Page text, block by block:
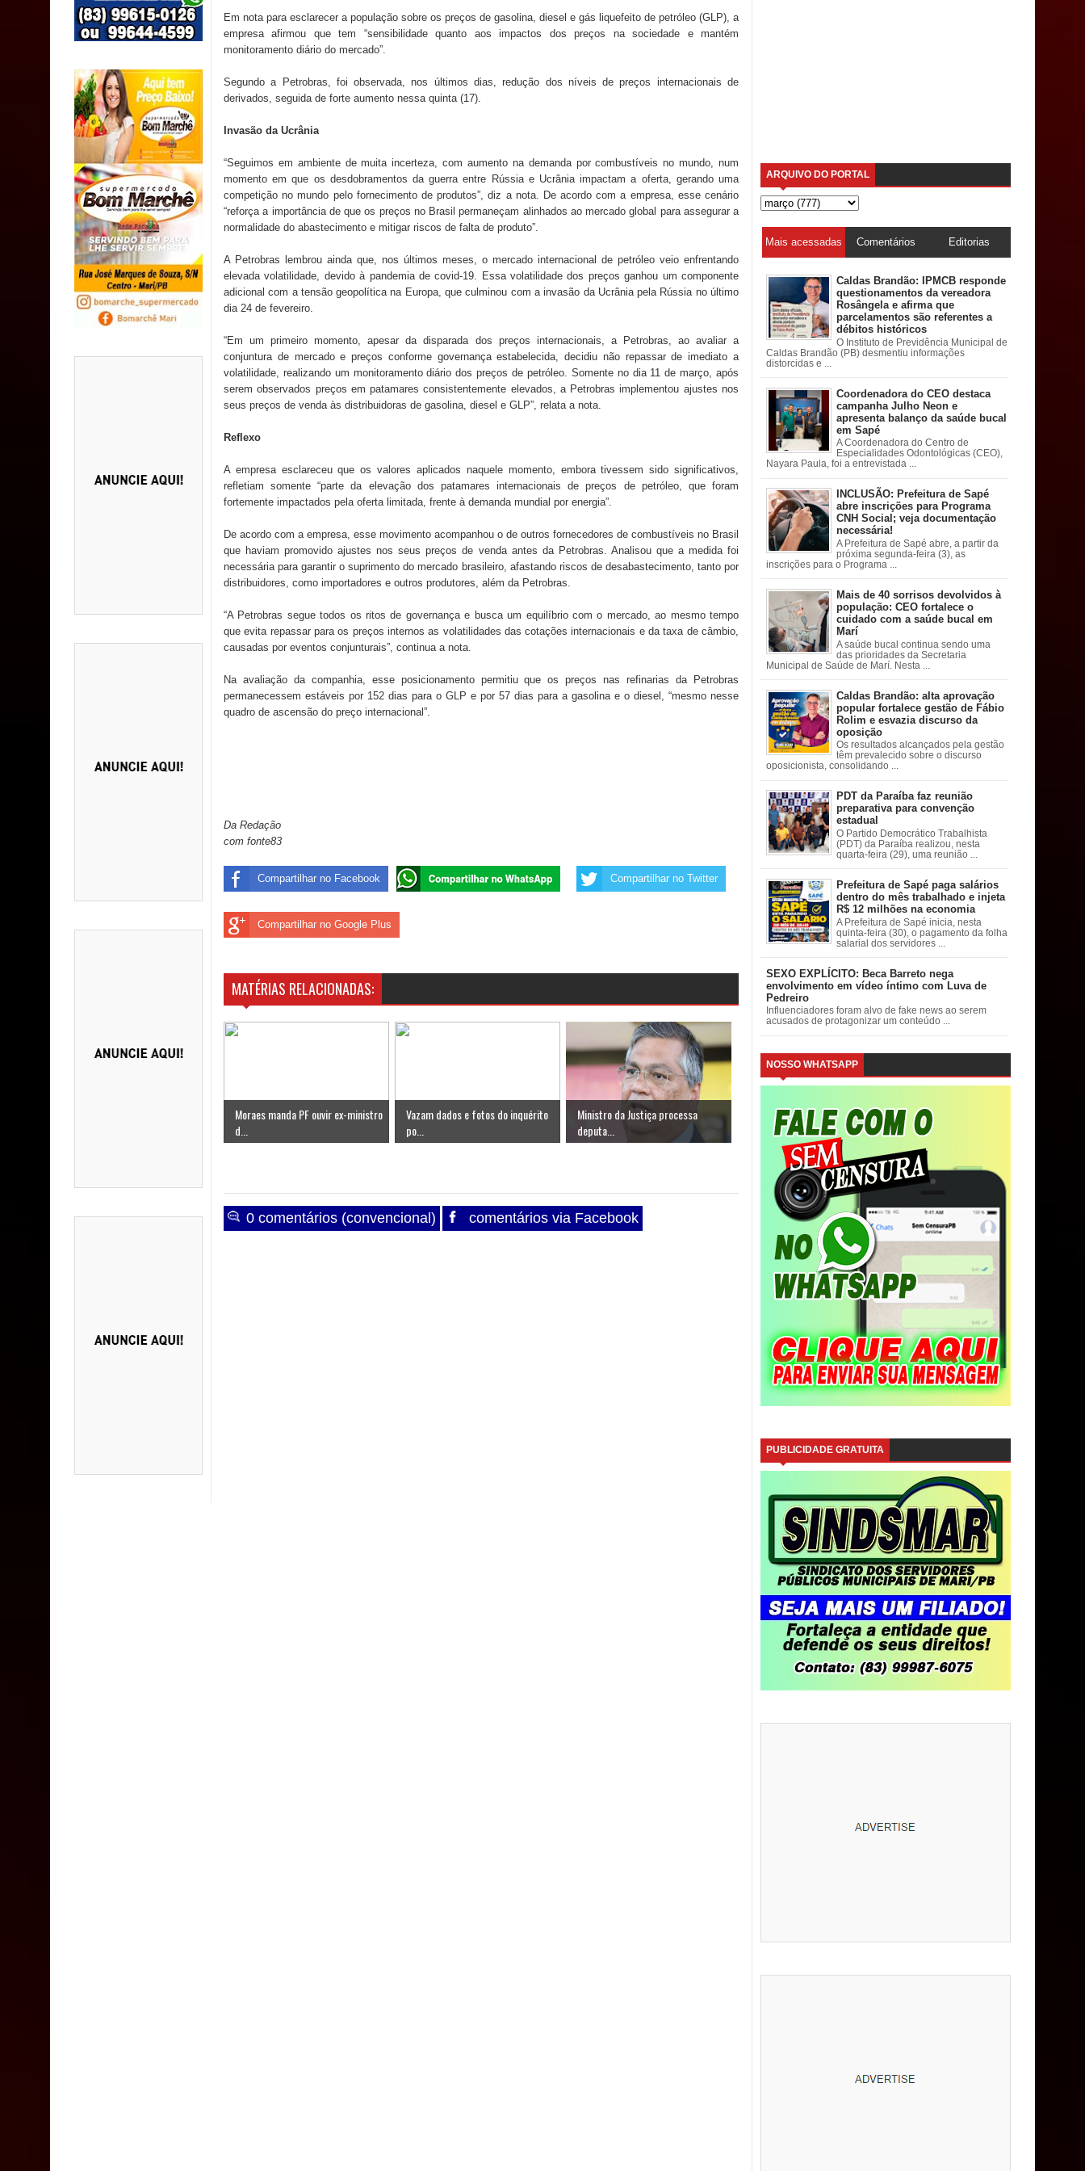
SUS
MULUNGU: Servidora revela Perseguição na Gestão de Daniella Ribeiro e prática repudiável revolta
população
Caldas Brandão: IPMCB responde questionamentos da vereadora Rosângela e afirma que parcelamentos
são referentes a débitos históricos
Em nota para esclarecer a população sobre os preços de gasolina, diesel e gás liquefeito de petróleo (GLP), a
empresa afirmou que tem “sensibilidade quanto aos impactos dos preços na sociedade e mantém
monitoramento diário do mercado”.
Segundo a Petrobras, foi observada, nos últimos dias, redução dos níveis de preços internacionais de
derivados, seguida de forte aumento nessa quinta (17).
Invasão da Ucrânia
“Seguimos em ambiente de muita incerteza, com aumento na demanda por combustíveis no mundo, num
momento em que os desdobramentos da guerra entre Rússia e Ucrânia impactam a oferta, gerando uma
competição no mundo pelo fornecimento de produtos”, diz a nota. De acordo com a empresa, esse cenário
“reforça a importância de que os preços no Brasil permaneçam alinhados ao mercado global para assegurar a
normalidade do abastecimento e mitigar riscos de falta de produto”.
A Petrobras lembrou ainda que, nos últimos meses, o mercado internacional de petróleo veio enfrentando
elevada volatilidade, devido à pandemia de covid-19. Essa volatilidade dos preços ganhou um componente
adicional com a tensão geopolítica na Europa, que culminou com a invasão da Ucrânia pela Rússia no último
dia 24 de fevereiro.
“Em um primeiro momento, apesar da disparada dos preços internacionais, a Petrobras, ao avaliar a
conjuntura de mercado e preços conforme governança estabelecida, decidiu não repassar de imediato a
volatilidade, realizando um monitoramento diário dos preços de petróleo. Somente no dia 11 de março, após
serem observados preços em patamares consistentemente elevados, a Petrobras implementou ajustes nos
seus preços de venda às distribuidoras de gasolina, diesel e GLP”, relata a nota.
Reflexo
A empresa esclareceu que os valores aplicados naquele momento, embora tivessem sido significativos,
refletiam somente “parte da elevação dos patamares internacionais de preços de petróleo, que foram
fortemente impactados pela oferta limitada, frente à demanda mundial por energia”.
De acordo com a empresa, esse movimento acompanhou o de outros fornecedores de combustíveis no Brasil
que haviam promovido ajustes nos seus preços de venda antes da Petrobras. Analisou que a medida foi
necessária para garantir o suprimento do mercado brasileiro, afastando riscos de desabastecimento, tanto por
distribuidores, como importadores e outros produtores, além da Petrobras.
“A Petrobras segue todos os ritos de governança e busca um equilíbrio com o mercado, ao mesmo tempo
que evita repassar para os preços internos as volatilidades das cotações internacionais e da taxa de câmbio,
causadas por eventos conjunturais”, continua a nota.
Na avaliação da companhia, esse posicionamento permitiu que os preços nas refinarias da Petrobras
permanecessem estáveis por 152 dias para o GLP e por 57 dias para a gasolina e o diesel, “mesmo nesse
quadro de ascensão do preço internacional”.
Da Redação
com fonte83
Compartilhar no Facebook Compartilhar no Twitter
Compartilhar no Google Plus
MATÉRIAS RELACIONADAS:
Moraes manda PF ouvir ex-ministro
d...
Vazam dados e fotos do inquérito
po...
Ministro da Justiça processa
deputa...
0 comentários (convencional) comentários via Facebook
ARQUIVO DO PORTAL
Mais acessadas Comentários Editorias
Caldas Brandão: IPMCB responde
questionamentos da vereadora
Rosângela e afirma que
parcelamentos são referentes a
débitos históricos
O Instituto de Previdência Municipal de
Caldas Brandão (PB) desmentiu informações
distorcidas e ...
Coordenadora do CEO destaca
campanha Julho Neon e
apresenta balanço da saúde bucal
em Sapé
A Coordenadora do Centro de
Especialidades Odontológicas (CEO),
Nayara Paula, foi a entrevistada ...
INCLUSÃO: Prefeitura de Sapé
abre inscrições para Programa
CNH Social; veja documentação
necessária!
A Prefeitura de Sapé abre, a partir da
próxima segunda-feira (3), as
inscrições para o Programa ...
Mais de 40 sorrisos devolvidos à
população: CEO fortalece o
cuidado com a saúde bucal em
Marí
A saúde bucal continua sendo uma
das prioridades da Secretaria
Municipal de Saúde de Marí. Nesta ...
Caldas Brandão: alta aprovação
popular fortalece gestão de Fábio
Rolim e esvazia discurso da
oposição
Os resultados alcançados pela gestão
têm prevalecido sobre o discurso
oposicionista, consolidando ...
PDT da Paraíba faz reunião
preparativa para convenção
estadual
O Partido Democrático Trabalhista
(PDT) da Paraíba realizou, nesta
quarta-feira (29), uma reunião ...
Prefeitura de Sapé paga salários
dentro do mês trabalhado e injeta
R$ 12 milhões na economia
A Prefeitura de Sapé inicia, nesta
quinta-feira (30), o pagamento da folha
salarial dos servidores ...
SEXO EXPLÍCITO: Beca Barreto nega
envolvimento em vídeo íntimo com Luva de
Pedreiro
Influenciadores foram alvo de fake news ao serem
acusados de protagonizar um conteúdo ...
NOSSO WHATSAPP
PUBLICIDADE GRATUITA